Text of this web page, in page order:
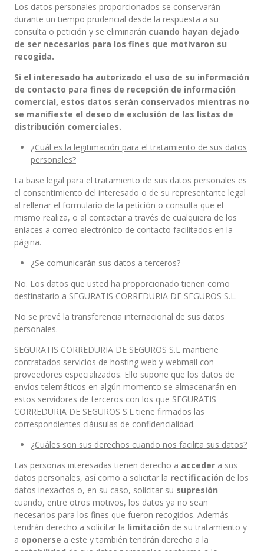
Los datos personales proporcionados se conservarán
durante un tiempo prudencial desde la respuesta a su
consulta o petición y se eliminarán cuando hayan dejado
de ser necesarios para los fines que motivaron su
recogida.
Si el interesado ha autorizado el uso de su información
de contacto para fines de recepción de información
comercial, estos datos serán conservados mientras no
se manifieste el deseo de exclusión de las listas de
distribución comerciales.
¿Cuál es la legitimación para el tratamiento de sus datos
personales?
La base legal para el tratamiento de sus datos personales es
el consentimiento del interesado o de su representante legal
al rellenar el formulario de la petición o consulta que el
mismo realiza, o al contactar a través de cualquiera de los
enlaces a correo electrónico de contacto facilitados en la
página.
¿Se comunicarán sus datos a terceros?
No. Los datos que usted ha proporcionado tienen como
destinatario a SEGURATIS CORREDURIA DE SEGUROS S.L.
No se prevé la transferencia internacional de sus datos
personales.
SEGURATIS CORREDURIA DE SEGUROS S.L mantiene
contratados servicios de hosting web y webmail con
proveedores especializados. Ello supone que los datos de
envíos telemáticos en algún momento se almacenarán en
estos servidores de terceros con los que SEGURATIS
CORREDURIA DE SEGUROS S.L tiene firmados las
correspondientes cláusulas de confidencialidad.
¿Cuáles son sus derechos cuando nos facilita sus datos?
Las personas interesadas tienen derecho a acceder a sus
datos personales, así como a solicitar la rectificación de los
datos inexactos o, en su caso, solicitar su supresión
cuando, entre otros motivos, los datos ya no sean
necesarios para los fines que fueron recogidos. Además
tendrán derecho a solicitar la limitación de su tratamiento y
a oponerse a este y también tendrán derecho a la